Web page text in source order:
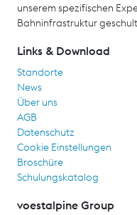
unserem spezifischen
Bahninfrastruktur
Links & Download
Standorte
News
Über uns
AGB
Datenschutz
Cookie Einstellungen
Broschüre
Schulungskatalog
voestalpine Group